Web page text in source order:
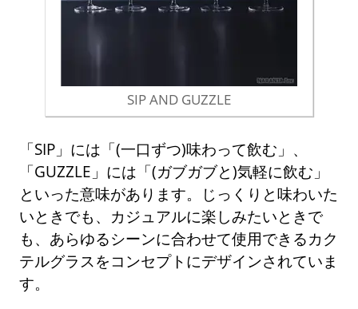
SIP AND GUZZLE
「SIP」には「(一口ずつ)味わって飲む」、
「GUZZLE」には「(ガブガブと)気軽に飲む」
といった意味があります。じっくりと味わいた
いときでも、カジュアルに楽しみたいときで
も、あらゆるシーンに合わせて使用できるカク
テルグラスをコンセプトにデザインされていま
す。